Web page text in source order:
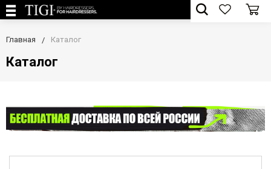
Главная Каталог
Каталог